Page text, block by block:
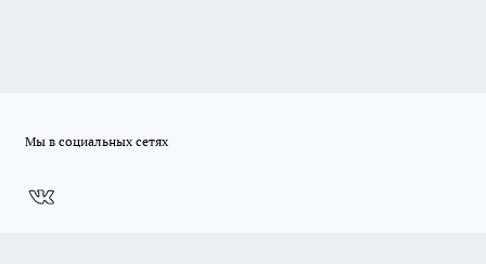
Мы в социальных сетях